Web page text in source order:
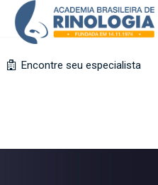
Encontre seu especialista